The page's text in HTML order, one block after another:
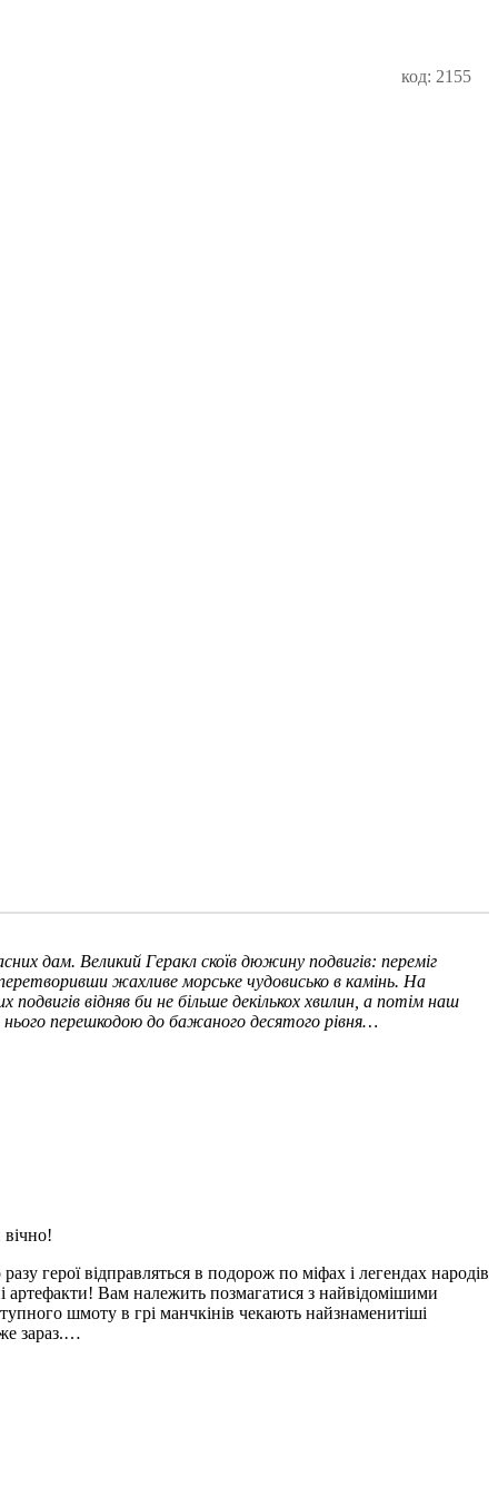
код: 2155
дам. Великий Геракл скоїв дюжину подвигів: переміг
перетворивши жахливе морське чудовисько в камінь. На
відняв би не більше декількох хвилин, а потім наш
нього перешкодою до бажаного десятого рівня…
герої відправляться в подорож по міфах і легендах народів
артефакти! Вам належить позмагатися з найвідомішими
шмоту в грі манчкінів чекають найзнаменитіші
зараз.…